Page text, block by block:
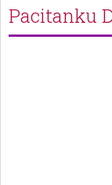
Pacitanku